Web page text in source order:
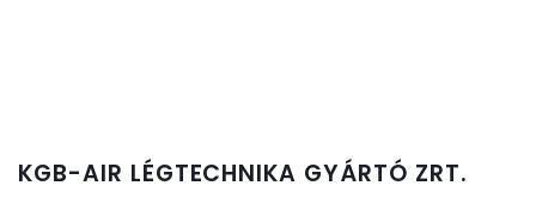
KGB-AIR LÉGTECHNIKA GYÁRTÓ ZRT.